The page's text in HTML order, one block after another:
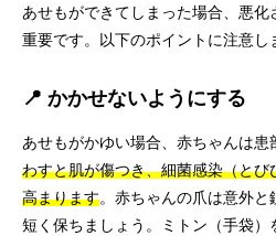
あせもができてしまった場合、悪
重要です。以下のポイントに注意し
📍 かかせないようにする
あせもがかゆい場合、赤ちゃんは患
わすと肌が傷つき、細菌感染（と
高まります。赤ちゃんの爪は意外と
短く保ちましょう。ミトン（手袋